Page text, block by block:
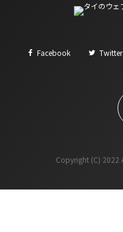
Facebook Twitter
Copyright (C) 2022